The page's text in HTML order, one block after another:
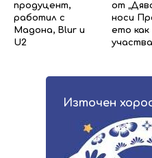
продуцент,
работил с
Мадона, Blur и
U2
от
носи
ето
Източен